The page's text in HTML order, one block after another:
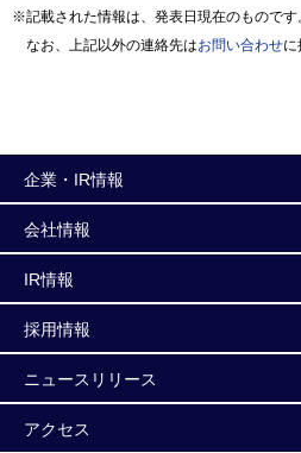
※記載された情報は、発表日現在のものです
なお、上記以外の連絡先はお問い合わせに
企業・IR情報
会社情報
IR情報
採用情報
ニュースリリース
アクセス